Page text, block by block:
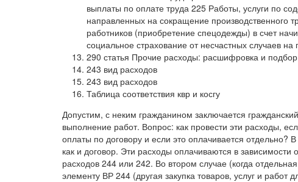
выплаты по оплате труда 225 Работы, услуги по
направленных на сокращение производственного
работников (приобретение спецодежды) в счет
социальное страхование от несчастных случаев
290 статья Прочие расходы: расшифровка и
243 вид расходов
243 вид расходов
Таблица соответствия квр и косгу
Допустим, с неким гражданином заключается
выполнение работ. Вопрос: как провести эти расходы,
оплаты по договору и если это оплачивается
как и договор. Эти расходы оплачиваются в
расходов 244 или 242. Во втором случае (когда
элементу ВР 244 (другая закупка товаров, услуг и работ